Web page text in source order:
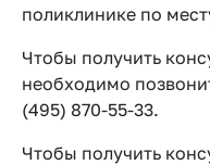
поликлинике по
Чтобы получить
необходимо
(495) 870-55-33.
Чтобы получить